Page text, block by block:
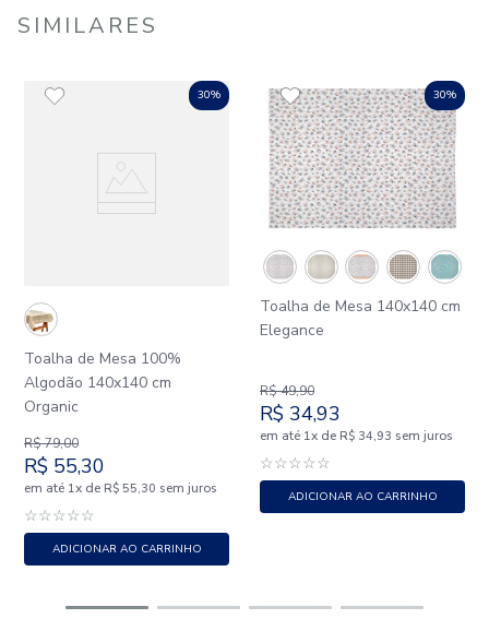
SIMILARES
30%
Toalha de Mesa 100%
Algodão 140x140 cm
Organic
R$79,00
R$ 55,30
em até 1x de R$ 55,30 sem juros
☆☆☆☆☆
ADICIONAR AO CARRINHO
30%
Toalha de Mesa 140x140 cm
Elegance
R$49,90
R$ 34,93
em até 1x de R$ 34,93 sem juros
☆☆☆☆☆
ADICIONAR AO CARRINHO